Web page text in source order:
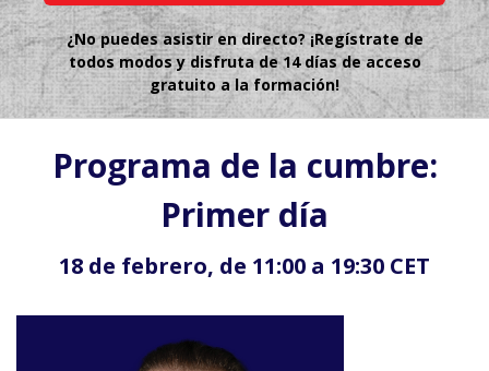
¿No puedes asistir en directo? ¡Regístrate de
todos modos y disfruta de 14 días de acceso
gratuito a la formación!
Programa de la cumbre:
Primer día
18 de febrero, de 11:00 a 19:30 CET